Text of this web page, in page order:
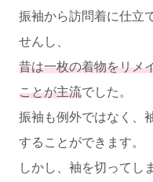
振袖から訪問着に仕立
せんし、
昔は一枚の着物をリメ
ことが主流でした。
振袖も例外ではなく、
することができます。
しかし、袖を切ってし